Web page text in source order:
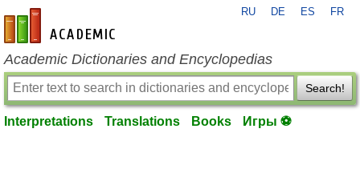
en-academic.com
RU DE ES FR
Academic Dictionaries and Encyclopedias
Search!
Interpretations Translations Books Игры ⚽